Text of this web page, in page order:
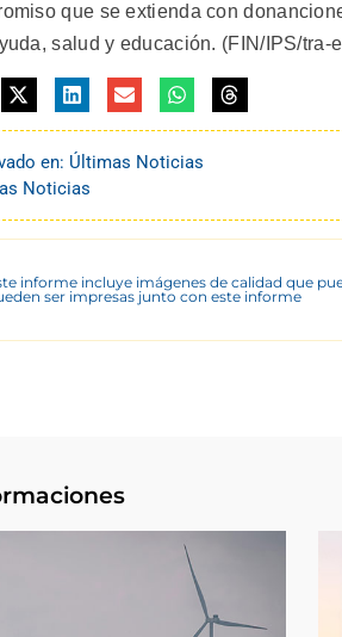
que se extienda con
salud y educación. (FIN/IPS/tra-
en: Últimas Noticias
Noticias
informe incluye imágenes de calidad que
ser impresas junto con este informe